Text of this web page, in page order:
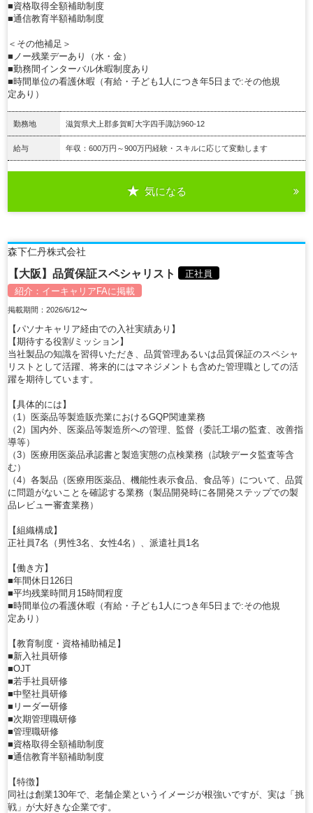
■資格取得全額補助制度
■通信教育半額補助制度
＜その他補足＞
■ノー残業デーあり（水・金）
■勤務間インターバル休暇制度あり
■時間単位の看護休暇（有給・子ども1人につき年5日まで:その他規
定あり）
勤務地 滋賀県犬上郡多賀町大字四手諏訪960-12
給与 年収：600万円～900万円経験・スキルに応じて変動します
気になる
森下仁丹株式会社
【大阪】品質保証スペシャリスト
正社員
紹介： イーキャリアFAに掲載
掲載期間：2026/6/12〜
【パソナキャリア経由での入社実績あり】
【期待する役割/ミッション】
当社製品の知識を習得いただき、品質管理あるいは品質保証のスペシャ
リストとして活躍、将来的にはマネジメントも含めた管理職としての活
躍を期待しています。
【具体的には】
（1）医薬品等製造販売業におけるGQP関連業務
（2）国内外、医薬品等製造所への管理、監督（委託工場の監査、改善指
導等）
（3）医療用医薬品承認書と製造実態の点検業務（試験データ監査等含
む）
（4）各製品（医療用医薬品、機能性表示食品、食品等）について、品質
に問題がないことを確認する業務（製品開発時に各開発ステップでの製
品レビュー審査業務）
【組織構成】
正社員7名（男性3名、女性4名）、派遣社員1名
【働き方】
■年間休日126日
■平均残業時間月15時間程度
■時間単位の看護休暇（有給・子ども1人につき年5日まで:その他規
定あり）
【教育制度・資格補助補足】
■新入社員研修
■OJT
■若手社員研修
■中堅社員研修
■リーダー研修
■次期管理職研修
■管理職研修
■資格取得全額補助制度
■通信教育半額補助制度
【特徴】
同社は創業130年で、老舗企業というイメージが根強いですが、実は「挑
戦」が大好きな企業です。